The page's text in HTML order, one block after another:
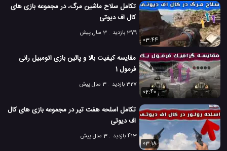
تکامل سلاح ماشین مرگ، در مجموعه بازی های
کال اف دیوتی
379 بازدید
3 سال پیش
03:44
مقایسه کیفیت بالا و پائین بازی اتومبیل رانی
فرمول 1
327 بازدید
3 سال پیش
02:40
تکامل اسلحه هفت تیر در مجموعه بازی های کال
اف دیوتی
413 بازدید
3 سال پیش
03:18